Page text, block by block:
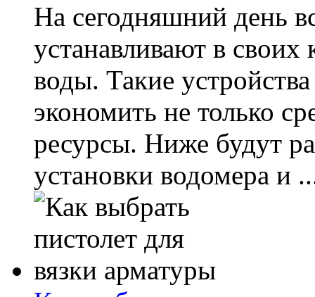
На сегодняшний день
устанавливают в своих
воды. Такие
экономить не только
ресурсы. Ниже будут
установки водомера и